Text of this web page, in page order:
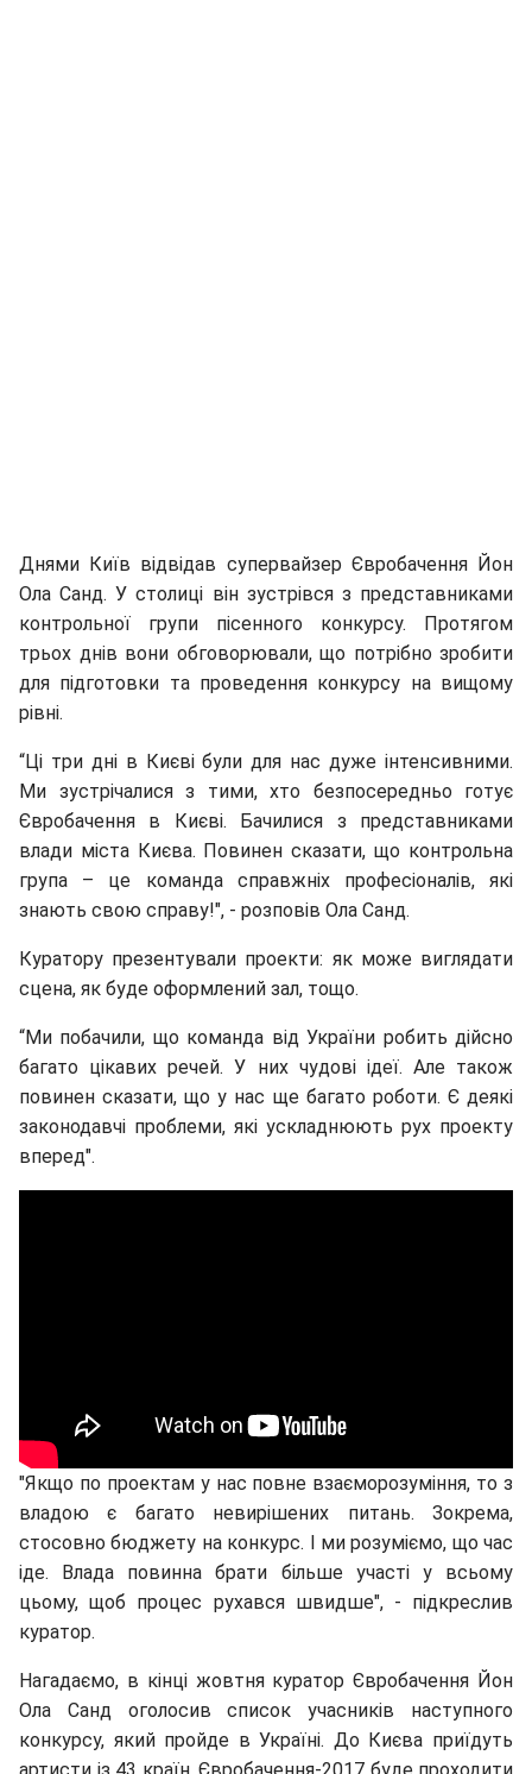
Днями Київ відвідав супервайзер Євробачення Йон
Ола Санд. У столиці він зустрівся з представниками
контрольної групи пісенного конкурсу. Протягом
трьох днів вони обговорювали, що потрібно зробити
для підготовки та проведення конкурсу на вищому
рівні.
“Ці три дні в Києві були для нас дуже інтенсивними.
Ми зустрічалися з тими, хто безпосередньо готує
Євробачення в Києві. Бачилися з представниками
влади міста Києва. Повинен сказати, що контрольна
група – це команда справжніх професіоналів, які
знають свою справу!", - розповів Ола Санд.
Куратору презентували проекти: як може виглядати
сцена, як буде оформлений зал, тощо.
“Ми побачили, що команда від України робить дійсно
багато цікавих речей. У них чудові ідеї. Але також
повинен сказати, що у нас ще багато роботи. Є деякі
законодавчі проблеми, які ускладнюють рух проекту
вперед".
"Якщо по проектам у нас повне взаєморозуміння, то з
владою є багато невирішених питань. Зокрема,
стосовно бюджету на конкурс. І ми розуміємо, що час
іде. Влада повинна брати більше участі у всьому
цьому, щоб процес рухався швидше", - підкреслив
куратор.
Нагадаємо, в кінці жовтня куратор Євробачення Йон
Ола Санд оголосив список учасників наступного
конкурсу, який пройде в Україні. До Києва приїдуть